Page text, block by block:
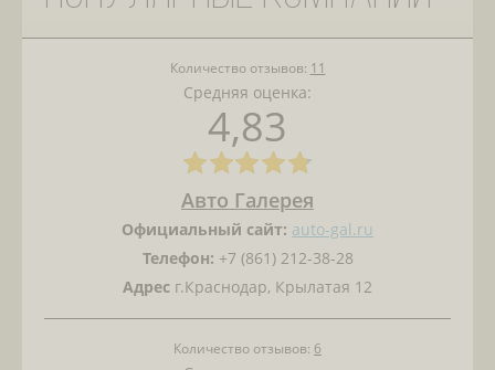
Количество отзывов: 11
Средняя оценка:
4,83
Авто Галерея
Официальный сайт: auto-gal.ru
Телефон: +7 (861) 212-38-28
Адрес г.Краснодар, Крылатая 12
Количество отзывов: 6